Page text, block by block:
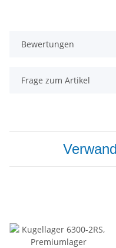
Bewertungen
Frage zum Artikel